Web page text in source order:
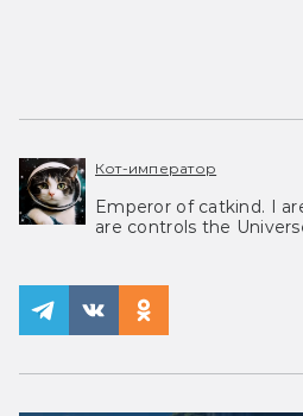
Кот-император
Emperor of catkind. I
are controls the